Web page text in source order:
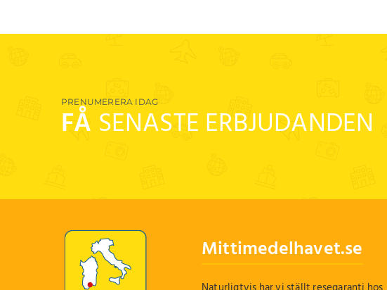
PRENUMERERA IDAG
FÅ SENASTE ERBJUDANDEN
Mittimedelhavet.se